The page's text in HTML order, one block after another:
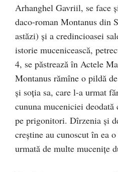
Arhanghel Ga­vriil, se face
daco-roman Montanus din
astăzi) şi a credincioasei
istorie mucenicească,
4, se păstrează în Actele
Montanus rămîne o pildă
şi soţia sa, care l-a urmat
cununa muceniciei
pe prigonitori. Dîr­zenia şi
creştine au cunoscut în ea
ur­mată de multe muceniţe